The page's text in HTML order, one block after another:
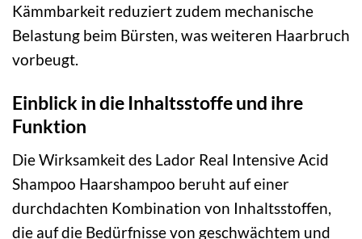
Kämmbarkeit reduziert zudem mechanische
Belastung beim Bürsten, was weiteren Haarbruch
vorbeugt.
Einblick in die Inhaltsstoffe und ihre
Funktion
Die Wirksamkeit des Lador Real Intensive Acid
Shampoo Haarshampoo beruht auf einer
durchdachten Kombination von Inhaltsstoffen,
die auf die Bedürfnisse von geschwächtem und